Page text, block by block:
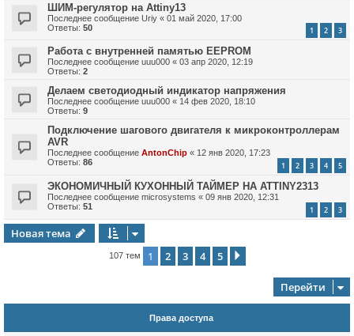
ШИМ-регулятор на Attiny13
Последнее сообщение Uriy « 01 май 2020, 17:00
Ответы: 50 1 2 3
Работа с внутренней памятью EEPROM
Последнее сообщение uuu000 « 03 апр 2020, 12:19
Ответы: 2
Делаем светодиодный индикатор напряжения
Последнее сообщение uuu000 « 14 фев 2020, 18:10
Ответы: 9
Подключение шагового двигателя к микроконтроллерам
AVR
Последнее сообщение AntonChip « 12 янв 2020, 17:23
Ответы: 86 1 2 3 4 5
ЭКОНОМИЧНЫЙ КУХОННЫЙ ТАЙМЕР НА ATTINY2313
Последнее сообщение microsystems « 09 янв 2020, 12:31
Ответы: 51 1 2 3
Новая тема
107 тем 1 2 3 4 5
Перейти
Права доступа